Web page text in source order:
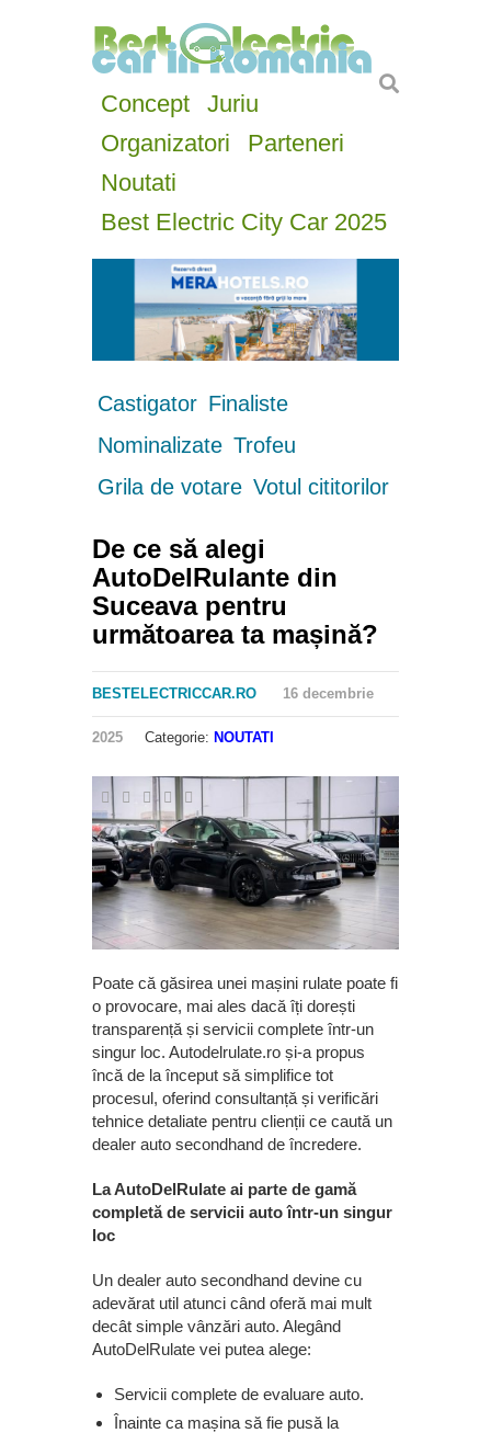
Concept
Juriu
Organizatori
Parteneri
Noutati
Best Electric City Car 2025
Castigator Finaliste
Nominalizate Trofeu
Grila de votare Votul cititorilor
De ce să alegi
AutoDelRulante din
Suceava pentru
următoarea ta mașină?
BESTELECTRICCAR.RO 16 decembrie
2025 Categorie: NOUTATI
Poate că găsirea unei mașini rulate poate fi
o provocare, mai ales dacă îți dorești
transparență și servicii complete într-un
singur loc. Autodelrulate.ro și-a propus
încă de la început să simplifice tot
procesul, oferind consultanță și verificări
tehnice detaliate pentru clienții ce caută un
dealer auto secondhand de încredere.
La AutoDelRulate ai parte de gamă
completă de servicii auto într-un singur
loc
Un dealer auto secondhand devine cu
adevărat util atunci când oferă mai mult
decât simple vânzări auto. Alegând
AutoDelRulate vei putea alege:
Servicii complete de evaluare auto.
Înainte ca mașina să fie pusă la